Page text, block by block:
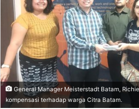
General Manager Meisterstadt Batam,
kompensasi terhadap warga Citra Batam.